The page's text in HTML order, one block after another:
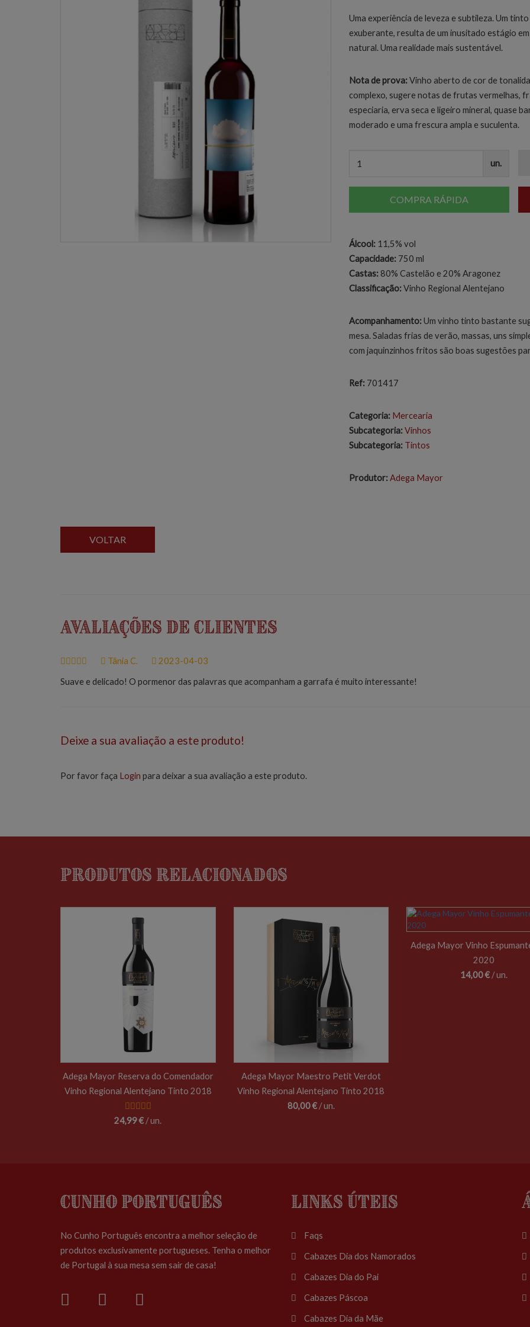
Uma experiência de leveza e subtileza. Um
exuberante, resulta de um inusitado estágio
natural. Uma realidade mais sustentável.
Nota de prova:Vinho aberto de cor de
complexo, sugere notas de frutas vermelhas,
especiaria, erva seca e ligeiro mineral, quase
moderado e uma frescura ampla e suculenta.
un.
COMPRA RÁPIDA
Álcool:11,5% vol
Capacidade:750 ml
Castas:80% Castelão e 20% Aragonez
Classificação:Vinho Regional Alentejano
Acompanhamento:Um vinho tinto bastante
mesa. Saladas frias de verão, massas, uns
com jaquinzinhos fritos são boas sugestões
Ref:701417
Categoria: Mercearia
Subcategoria: Vinhos
Subcategoria: Tintos
Produtor: Adega Mayor
VOLTAR
Avaliações de Clientes
Tânia C. 2023-04-03
Suave e delicado! O pormenor das palavras que acompanham a garrafa é muito interessante!
Deixe a sua avaliação a este produto!
Por favor faça Login para deixar a sua avaliação a este produto.
Produtos relacionados
Adega Mayor Reserva do Comendador
Vinho Regional Alentejano Tinto 2018
24,99 €/ un.
Adega Mayor Maestro Petit Verdot
Vinho Regional Alentejano Tinto 2018
80,00 €/ un.
Adega Mayor Vinho
2020
14,00 €/ un.
Cunho Português
No Cunho Português encontra a melhor seleção de
produtos exclusivamente portugueses. Tenha o melhor
de Portugal à sua mesa sem sair de casa!
Links Úteis
Faqs
Cabazes Dia dos Namorados
Cabazes Dia do Pai
Cabazes Páscoa
Cabazes Dia da Mãe